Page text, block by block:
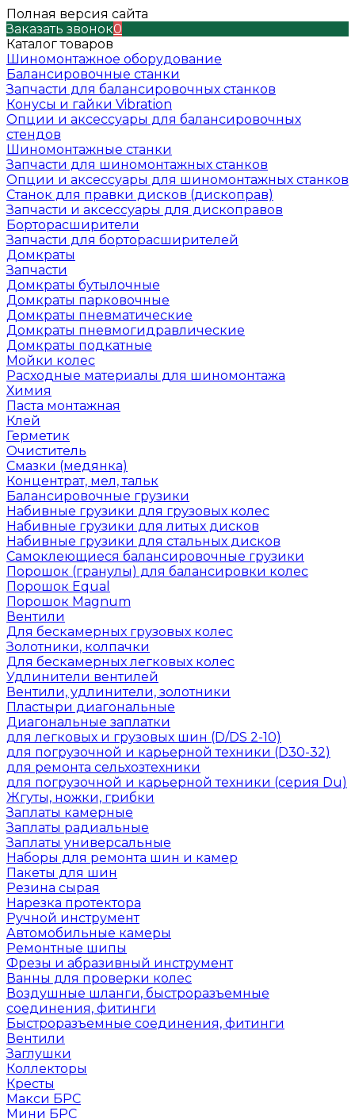
Полная версия сайта
Заказать звонок0
Каталог товаров
Шиномонтажное оборудование
Балансировочные станки
Запчасти для балансировочных станков
Конусы и гайки Vibration
Опции и аксессуары для балансировочных
стендов
Шиномонтажные станки
Запчасти для шиномонтажных станков
Опции и аксессуары для шиномонтажных станков
Станок для правки дисков (дископрав)
Запчасти и аксессуары для дископравов
Борторасширители
Запчасти для борторасширителей
Домкраты
Запчасти
Домкраты бутылочные
Домкраты парковочные
Домкраты пневматические
Домкраты пневмогидравлические
Домкраты подкатные
Мойки колес
Расходные материалы для шиномонтажа
Химия
Паста монтажная
Клей
Герметик
Очиститель
Смазки (медянка)
Концентрат, мел, тальк
Балансировочные грузики
Набивные грузики для грузовых колес
Набивные грузики для литых дисков
Набивные грузики для стальных дисков
Самоклеющиеся балансировочные грузики
Порошок (гранулы) для балансировки колес
Порошок Equal
Порошок Magnum
Вентили
Для бескамерных грузовых колес
Золотники, колпачки
Для бескамерных легковых колес
Удлинители вентилей
Вентили, удлинители, золотники
Пластыри диагональные
Диагональные заплатки
для легковых и грузовых шин (D/DS 2-10)
для погрузочной и карьерной техники (D30-32)
для ремонта сельхозтехники
для погрузочной и карьерной техники (серия Du)
Жгуты, ножки, грибки
Заплаты камерные
Заплаты радиальные
Заплаты универсальные
Наборы для ремонта шин и камер
Пакеты для шин
Резина сырая
Нарезка протектора
Ручной инструмент
Автомобильные камеры
Ремонтные шипы
Фрезы и абразивный инструмент
Ванны для проверки колес
Воздушные шланги, быстроразъемные
соединения, фитинги
Быстроразъемные соединения, фитинги
Вентили
Заглушки
Коллекторы
Кресты
Макси БРС
Мини БРС